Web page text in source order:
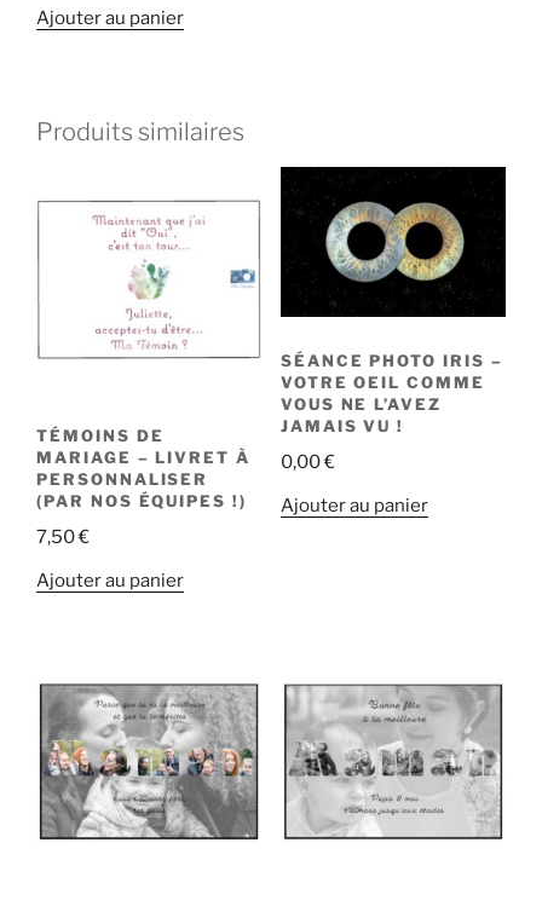
Ajouter au panier
Produits similaires
TÉMOINS DE
MARIAGE – LIVRET À
PERSONNALISER
(PAR NOS ÉQUIPES !)
7,50€
Ajouter au panier
SÉANCE PHOTO IRIS –
VOTRE OEIL COMME
VOUS NE L’AVEZ
JAMAIS VU !
0,00€
Ajouter au panier